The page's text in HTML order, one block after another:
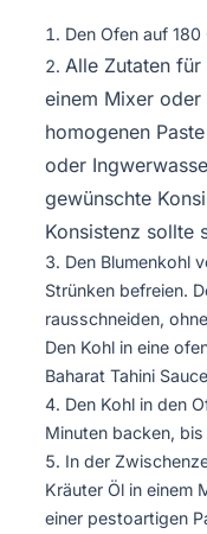
Den Ofen auf
Alle Zutaten für
einem Mixer
homogenen
oder
gewünschte
Konsistenz sollte
Den Blumenkohl
Strünken befreien.
rausschneiden,
Den Kohl in eine
Baharat Tahini
Den Kohl in den
Minuten backen,
In der
Kräuter Öl in einem
einer pestoartigen